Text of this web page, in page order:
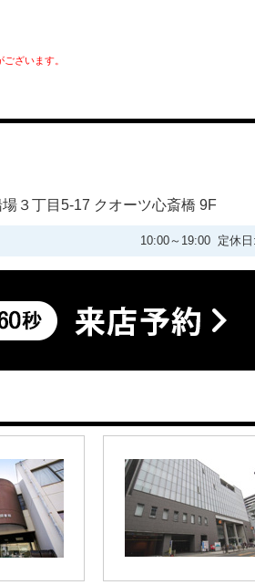
ざいます。
３丁目5-17 クオーツ心斎橋 9F
10:00～19:00 定休日